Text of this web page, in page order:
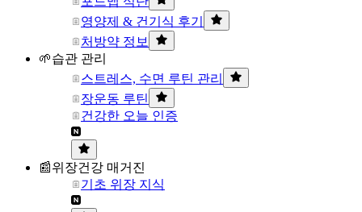
영양제 & 건기식 후기
처방약 정보
🌱습관 관리
스트레스, 수면 루틴 관리
장운동 루틴
건강한 오늘 인증
📰위장건강 매거진
기초 위장 지식